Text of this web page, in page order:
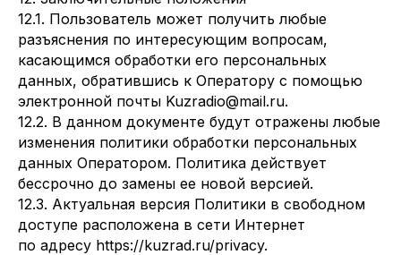
12.1. Пользователь может получить любые
разъяснения по интересующим вопросам,
касающимся обработки его персональных
данных, обратившись к Оператору с помощью
электронной почты Kuzradio@mail.ru.
12.2. В данном документе будут отражены любые
изменения политики обработки персональных
данных Оператором. Политика действует
бессрочно до замены ее новой версией.
12.3. Актуальная версия Политики в свободном
доступе расположена в сети Интернет
по адресу https://kuzrad.ru/privacy.